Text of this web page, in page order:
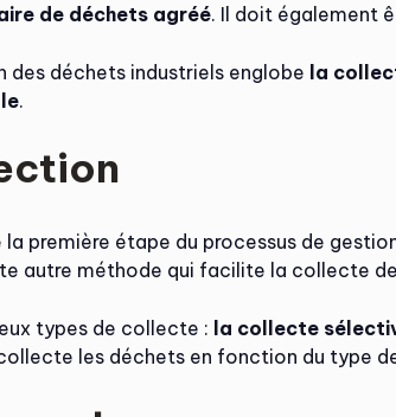
de déchets agréé. Il doit également
des déchets industriels englobe la
.
la première étape du processus de
autre méthode qui facilite la collecte
types de collecte : la collecte
les déchets en fonction du type